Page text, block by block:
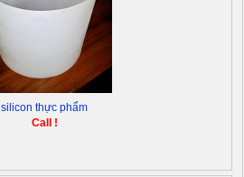
silicon thực phẩm
Call !